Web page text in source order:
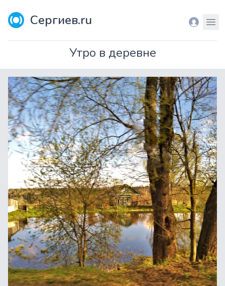
Сергиев.ru Вход
Утро в деревне